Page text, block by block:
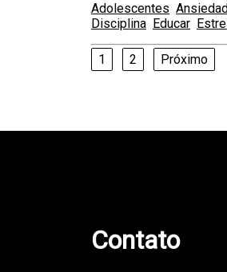
Adolescentes
Disciplina Educar
Navegação
posts
1 2 Próximo
Contato